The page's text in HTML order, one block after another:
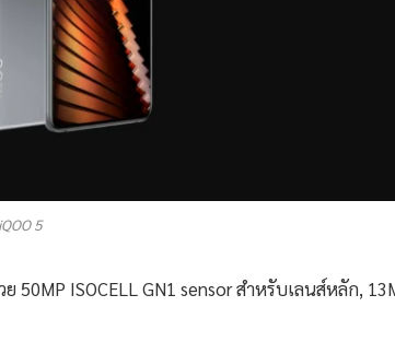
5
ISOCELL GN1 sensor สำหรับเลนส์หลัก,